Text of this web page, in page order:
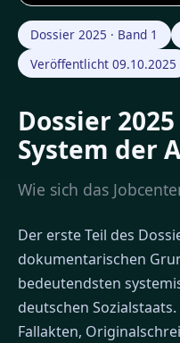
Dossier 2025 · Band 1
Veröffentlicht 09.10.2025
Dossier
System der
Wie sich das
Der erste Teil des
dokumentarischen
bedeutendsten
deutschen
Fallakten,